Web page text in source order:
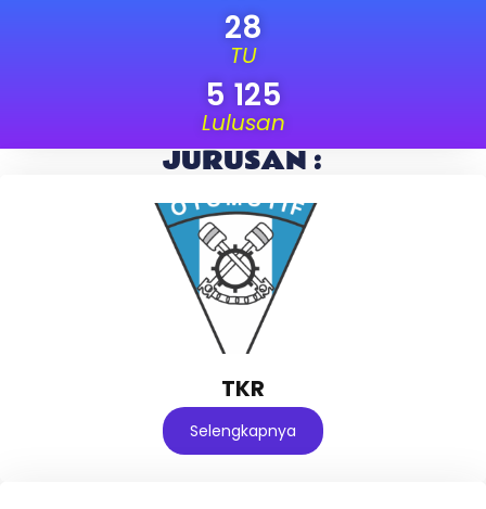
TU
28
Lulusan
5 125
JURUSAN :
TKR
Selengkapnya